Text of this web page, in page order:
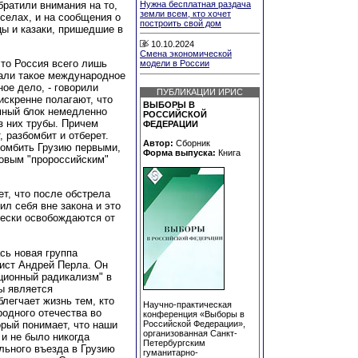
внимания на то,
и на сообщения о
и казаки, пришедшие в
Россия всего лишь
такое международное
дело, - говорили
полагают, что
блок немедленно
них трубы. Причем
и отберет.
Грузию первыми,
"пророссийским"
что после обстрела
себя вне закона и это
освобождаются от
новая группа
Андрей Перла. Он
радикализм" в
является
жизнь тем, кто
отечества во
понимает, что наши
не было никогда
въезда в Грузию
Нужна бесплатная раздача
земли всем, кто хочет
построить свой дом
10.10.2024
Смена экономической
модели в России
ПУБЛИКАЦИИ ИРИС
ВЫБОРЫ В
РОССИЙСКОЙ
ФЕДЕРАЦИИ
Автор: Сборник
Форма выпуска: Книга
Научно-практическая
конференция «Выборы в
Российской Федерации»,
организованная Санкт-
Петербургским
гуманитарно-